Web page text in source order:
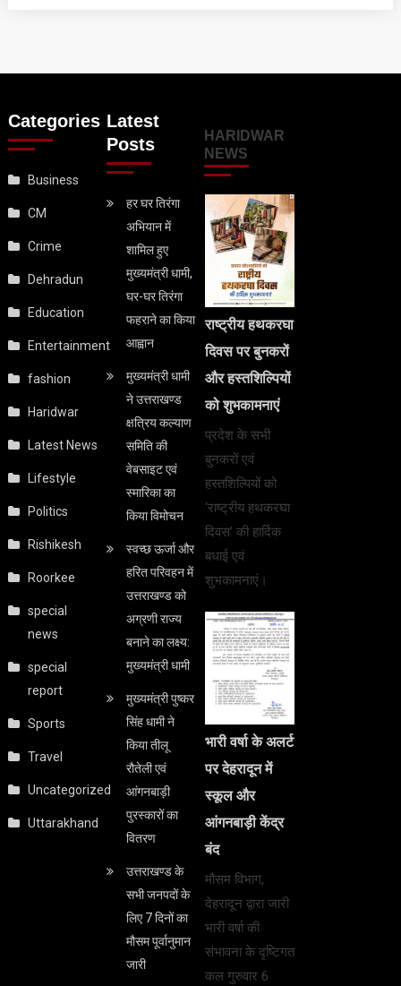
Categories
Business
CM
Crime
Dehradun
Education
Entertainment
fashion
Haridwar
Latest News
Lifestyle
Politics
Rishikesh
Roorkee
special
news
special
report
Sports
Travel
Uncategorized
Uttarakhand
Latest
Posts
हर घर तिरंगा
अभियान में
शामिल हुए
मुख्यमंत्री धामी,
घर-घर तिरंगा
फहराने का किया
आह्वान
मुख्यमंत्री धामी
ने उत्तराखण्ड
क्षत्रिय कल्याण
समिति की
वेबसाइट एवं
स्मारिका का
किया विमोचन
स्वच्छ ऊर्जा और
हरित परिवहन में
उत्तराखण्ड को
अग्रणी राज्य
बनाने का लक्ष्य:
मुख्यमंत्री धामी
मुख्यमंत्री पुष्कर
सिंह धामी ने
किया तीलू
रौतेली एवं
आंगनबाड़ी
पुरस्कारों का
वितरण
उत्तराखण्ड के
सभी जनपदों के
लिए 7 दिनों का
मौसम पूर्वानुमान
जारी
HARIDWAR
NEWS
राष्ट्रीय हथकरघा
दिवस पर बुनकरों
और हस्तशिल्पियों
को शुभकामनाएं
प्रदेश के सभी
बुनकरों एवं
हस्तशिल्पियों को
‘राष्ट्रीय हथकरघा
दिवस’ की हार्दिक
बधाई एवं
शुभकामनाएं।
भारी वर्षा के अलर्ट
पर देहरादून में
स्कूल और
आंगनबाड़ी केंद्र
बंद
मौसम विभाग,
देहरादून द्वारा जारी
भारी वर्षा की
संभावना के दृष्टिगत
कल गुरुवार 6